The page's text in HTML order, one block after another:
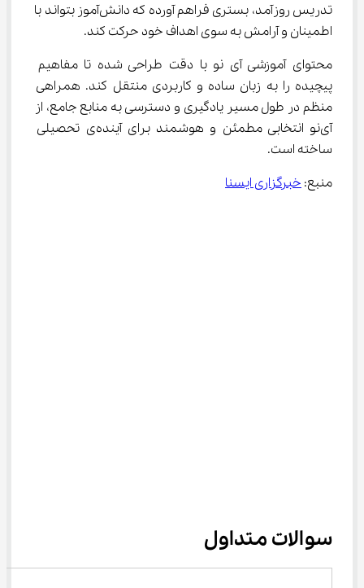
تدریس روزآمد، بستری فراهم آورده که دانش‌آموز بتواند با
اطمینان و آرامش به سوی اهداف خود حرکت کند.
محتوای آموزشی آی نو با دقت طراحی شده تا مفاهیم
پیچیده را به زبان ساده و کاربردی منتقل کند. همراهی
منظم در طول مسیر یادگیری و دسترسی به منابع جامع، از
آی‌نو انتخابی مطمئن و هوشمند برای آینده‌ی تحصیلی
ساخته است.
منبع: خبرگزاری ایسنا
سوالات متداول